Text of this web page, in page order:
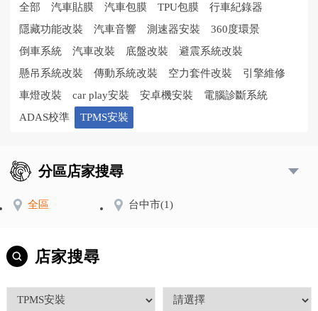
全部 汽車貼膜 汽車包膜 TPU包膜
行車紀錄器
隱藏功能改裝
汽車音響 測速器安裝
360度環景
倒車系統
汽車改裝 底盤改裝
避震系統改裝
懸吊系統改裝
傳動系統改裝 空力套件改裝
引擎維修
車燈改裝
car play安裝 安卓機安裝
電腦診斷系統
ADAS校準
TPMS安裝
分區店家搜尋
全區 台中市(1)
店家搜尋